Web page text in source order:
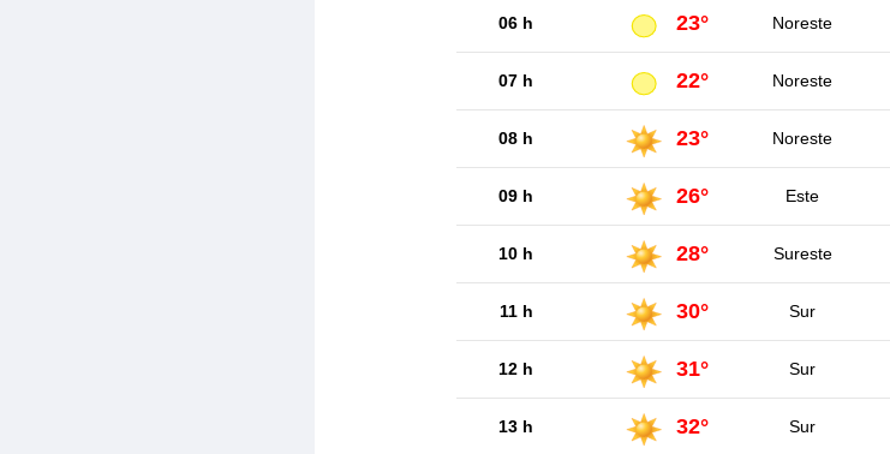
06 h 23° Noreste
07 h 22° Noreste
08 h 23° Noreste
09 h 26° Este
10 h 28° Sureste
11 h 30° Sur
12 h 31° Sur
13 h 32° Sur